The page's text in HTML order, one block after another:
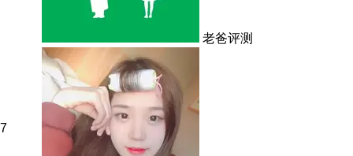
老爸评测
7